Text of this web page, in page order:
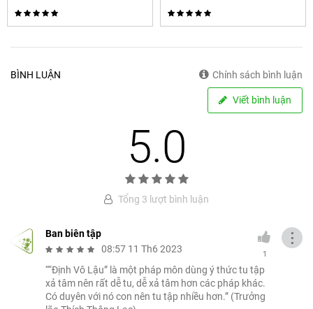
BÌNH LUẬN Chính sách bình luận
Viết bình luận
5.0
Tổng 3 lượt bình luận
Ban biên tập
08:57 11 Th6 2023
1
““Định Vô Lậu” là một pháp môn dùng ý thức tu tập
xả tâm nên rất dễ tu, dễ xả tâm hơn các pháp khác.
Có duyên với nó con nên tu tập nhiều hơn.” (Trưởng
⋮